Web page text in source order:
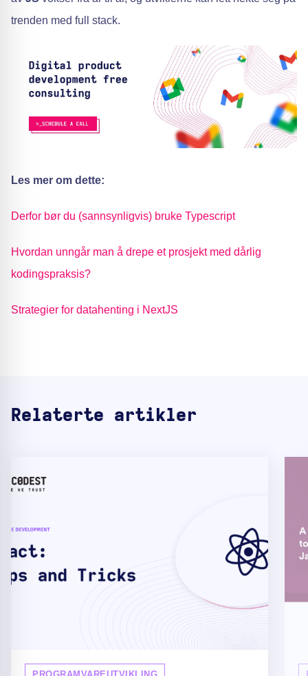
trenden med full stack.
Les mer om dette:
Derfor bør du (sannsynligvis) bruke Typescript
Hvordan unngår man å drepe et prosjekt med dårlig
kodingspraksis?
Strategier for datahenting i NextJS
Relaterte artikler